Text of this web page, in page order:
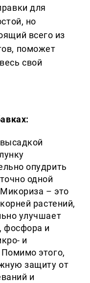
для
но
всего из
поможет
свой
опудрить
одной
– это
растений,
улучшает
фосфора и
и
этого,
защиту от
и